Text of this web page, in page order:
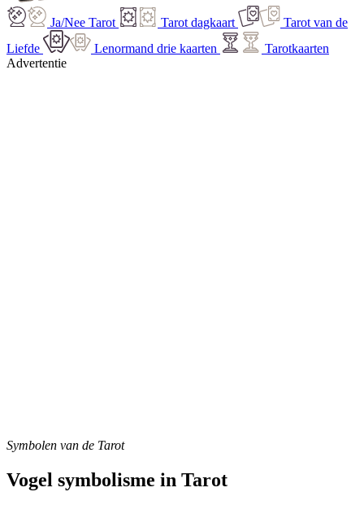
Ja/Nee Tarot Tarot dagkaart
Tarot van de
Liefde
Lenormand drie kaarten
Tarotkaarten
Advertentie
Symbolen van de Tarot
Vogel symbolisme in Tarot